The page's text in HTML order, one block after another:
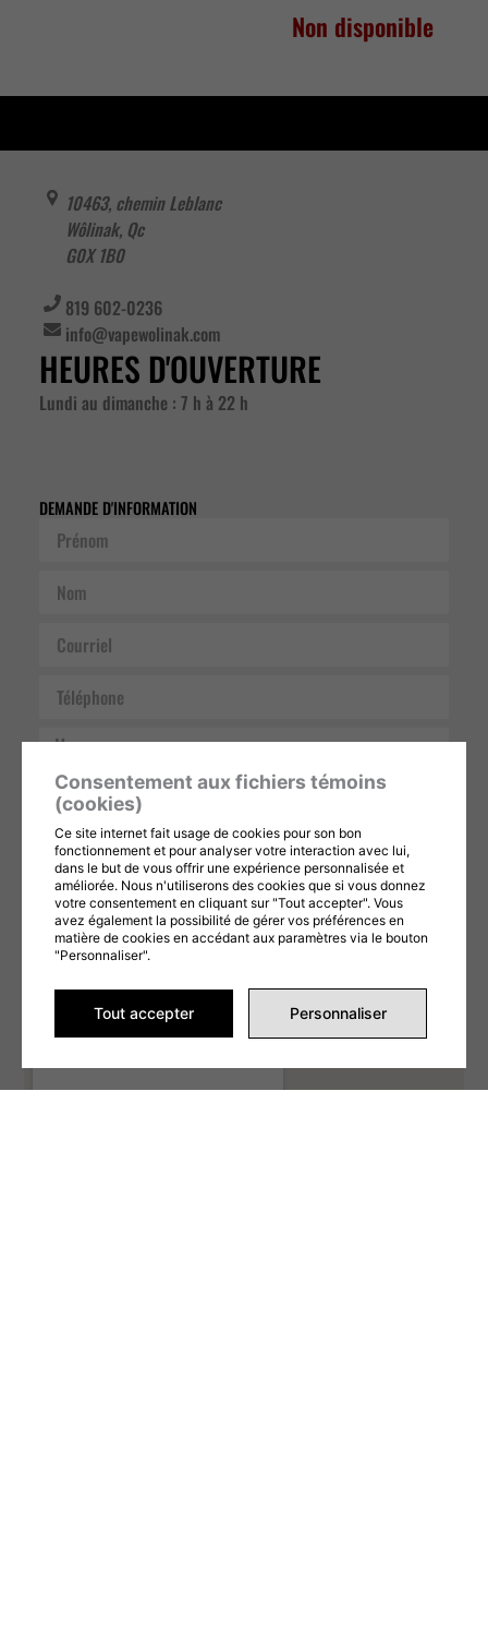
Non disponible
10463, chemin Leblanc
Wôlinak, Qc
G0X 1B0
819 602-0236
info@vapewolinak.com
HEURES D'OUVERTURE
Lundi au dimanche : 7 h à 22 h
DEMANDE D'INFORMATION
Prénom
Nom
Courriel
Téléphone
Message
Ce formulaire est protégé par reCAPTCHA et lesPolitiques de confidentialité
Conditions d'utilisationde Google s'appliquent. En remplissant ce formulaire,
vous consentez à partager vos informations conformément à nosConditions
d'utilisationetpolitique de confidentialité.
ENVOYER LA DEMANDE
Consentement aux fichiers témoins
(cookies)
Ce site internet fait usage de cookies pour son bon
fonctionnement et pour analyser votre interaction avec lui,
dans le but de vous offrir une expérience personnalisée et
améliorée. Nous n'utiliserons des cookies que si vous donnez
votre consentement en cliquant sur "Tout accepter". Vous
avez également la possibilité de gérer vos préférences en
matière de cookies en accédant aux paramètres via le bouton
"Personnaliser".
Tout accepter Personnaliser